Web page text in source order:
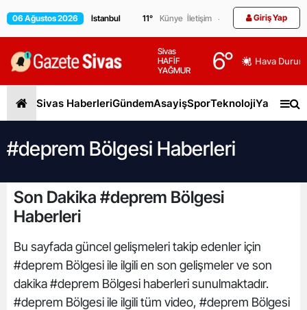
06 Ağustos 2026 11° Künye İletişim Giriş Yap
Sivas
HAFİF
YAĞMUR
6° Hava
Sivas HaberleriGündemAsayişSporTeknolojiYaşam
#deprem Bölgesi Haberleri
Son Dakika #deprem Bölgesi
Haberleri
Bu sayfada güncel gelişmeleri takip edenler için
#deprem Bölgesi ile ilgili en son gelişmeler ve son
dakika #deprem Bölgesi haberleri sunulmaktadır.
#deprem Bölgesi ile ilgili tüm video, #deprem Bölgesi